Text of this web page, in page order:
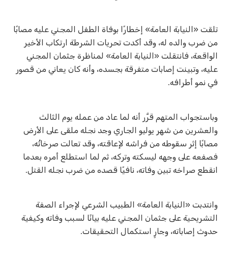
تلقت «النيابة العامة» إخطارًا بوفاة الطفل المجني عليه مصابًا
من ضرب والده له، وقد أكدت تحريات الشرطة ارتكاب الأخير
الواقعة، فانتقلت «النيابة العامة» لمناظرة جثمان المجني
عليه، وتبينت إصابات متفرقة بجسده، وأنه كان يعاني من قصور
في نمو أطرافه.
وباستجواب المتهم قرَّر أنه لما عاد من عمله يوم الثالث
والعشرين من شهر يوليو الجاري وجد نجله ملقى على الأرض
مصابًا إثر سقوطه من فراشه لإعاقته، وقد تعالت صرخاتُه،
فصفعه على وجهه ليسكته وتركه، ثم لما استطلع أمره بعدما
انقطع صراخه تبين وفاته، نافيًا قصده من ضرب نجله القتل.
وانتدبت «النيابة العامة» الطبيب الشرعي لإجراء الصفة
التشريحية على جثمان المجني عليه بيانًا لسبب وفاته وكيفية
حدوث إصاباته، وجارٍ استكمال التحقيقات.